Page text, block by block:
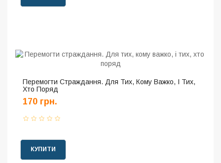
Перемогти Страждання. Для Тих, Кому Важко, І Тих,
Хто Поряд
170 грн.
КУПИТИ